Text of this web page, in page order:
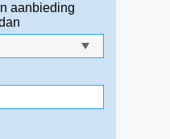
aanbieding